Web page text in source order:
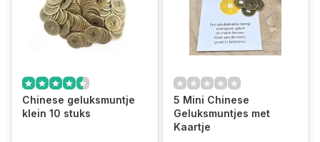
Chinese geluksmuntje
klein 10 stuks
5 Mini Chinese
Geluksmuntjes met
Kaartje